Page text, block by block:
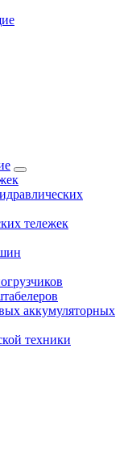
тележек
аккумуляторных
техники